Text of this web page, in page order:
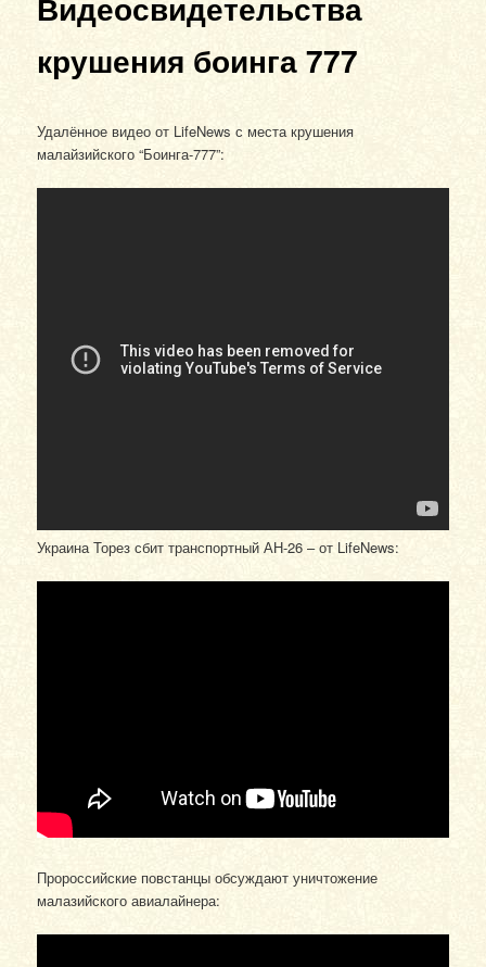
крушения боинга 777
Удалённое видео от LifeNews с места крушения
малайзийского “Боинга-777”:
Украина Торез сбит транспортный АН-26 – от LifeNews:
Пророссийские повстанцы обсуждают уничтожение
малазийского авиалайнера: